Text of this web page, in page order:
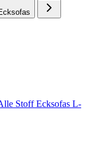
Stoff Ecksofas L-